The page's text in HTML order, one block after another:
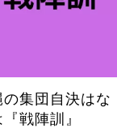
の集団自決はな
戦陣訓』